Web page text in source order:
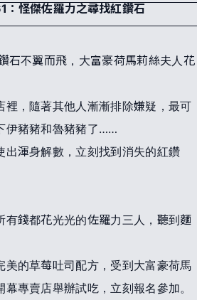
：怪傑佐羅力之尋找紅鑽石
石不翼而飛，大富豪荷馬莉絲夫人花
裡，隨著其他人漸漸排除嫌疑，最可
伊豬豬和魯豬豬了……
出渾身解數，立刻找到消失的紅鑽
有錢都花光光的佐羅力三人，聽到麵
美的草莓吐司配方，受到大富豪荷馬
專賣店舉辦試吃，立刻報名參加。